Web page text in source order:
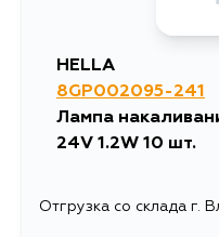
HELLA
8GP002095-241
Лампа
24V 1.2W 10 шт.
Отгрузка со склада г.